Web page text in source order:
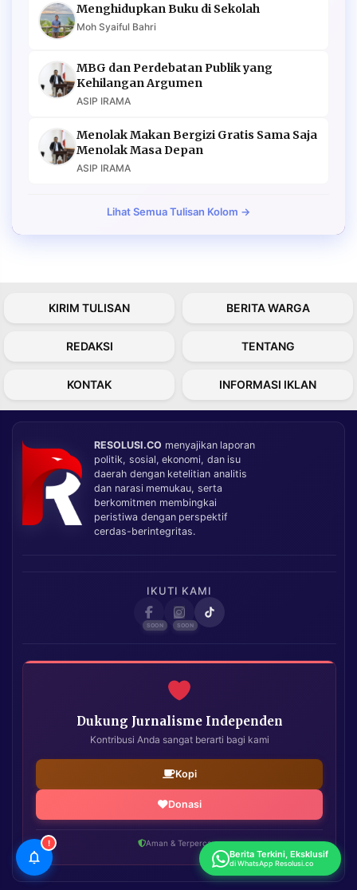
Menghidupkan Buku di Sekolah
Moh Syaiful Bahri
MBG dan Perdebatan Publik yang
Kehilangan Argumen
ASIP IRAMA
Menolak Makan Bergizi Gratis Sama Saja
Menolak Masa Depan
ASIP IRAMA
Lihat Semua Tulisan Kolom →
KIRIM TULISAN BERITA WARGA
REDAKSI TENTANG
KONTAK INFORMASI IKLAN
RESOLUSI.CO menyajikan laporan
politik, sosial, ekonomi, dan isu
daerah dengan ketelitian analitis
dan narasi memukau, serta
berkomitmen membingkai
peristiwa dengan perspektif
cerdas-berintegritas.
IKUTI KAMI
Dukung Jurnalisme Independen
Kontribusi Anda sangat berarti bagi kami
Kopi
Donasi
Aman & Terpercaya
!
Berita Terkini, Eksklusif
di WhatsApp Resolusi.co